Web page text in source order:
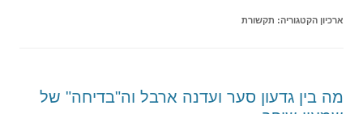
ארכיון הקטגוריה: תקשורת
מה בין גדעון סער ועדנה ארבל וה"בדיחה" של